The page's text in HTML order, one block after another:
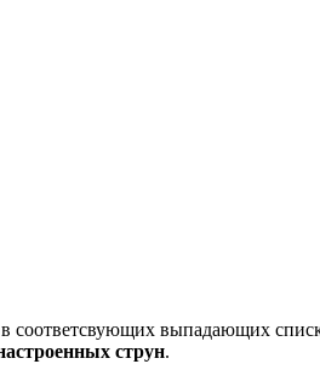
соответсвующих выпадающих
струн.